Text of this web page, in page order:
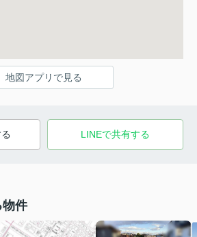
地図アプリで見る
LINEで共有する
物件